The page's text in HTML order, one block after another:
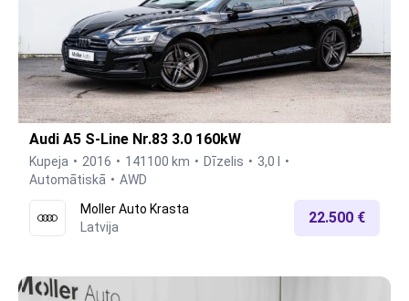
Audi A5 S-Line Nr.83 3.0 160kW
Kupeja 2016 141100 km Dīzelis
3,0 l
Automātiskā
AWD
Moller Auto Krasta
Latvija
22.500 €